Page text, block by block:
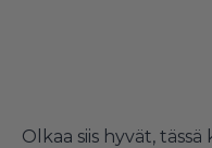
Olkaa siis hyvät,